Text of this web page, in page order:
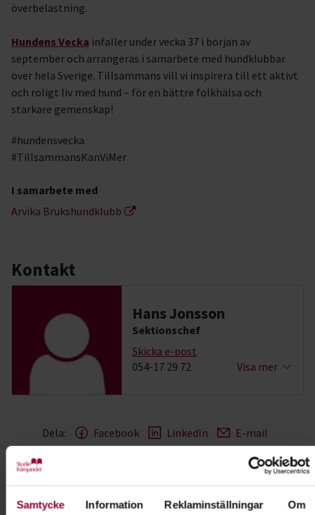
Samtycke Information Reklaminställningar Om
överbelastning.
Hundens Vecka infaller under vecka 37 i början av
september och arrangeras i samarbete med hundklubbar
över hela Sverige. Tillsammans vill vi inspirera till ett aktivt
och roligt liv med hund – för en bättre folkhälsa och
starkare gemenskap!
#hundensvecka
#TillsammansKanViMer
I samarbete med
Arvika Brukshundklubb
Kontakt
Hans Jonsson
Sektionschef
Skicka e-post
054-17 29 72
Visa mer
Dela: Facebook LinkedIn E-mail
Hund & husdjur